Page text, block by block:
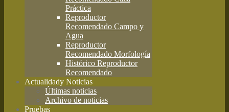
Práctica
Reproductor
Recomendado Campo y
Agua
Reproductor
Recomendado Morfología
Histórico Reproductor
Recomendado
Actualidady Noticias
Últimas noticias
Archivo de noticias
Pruebas